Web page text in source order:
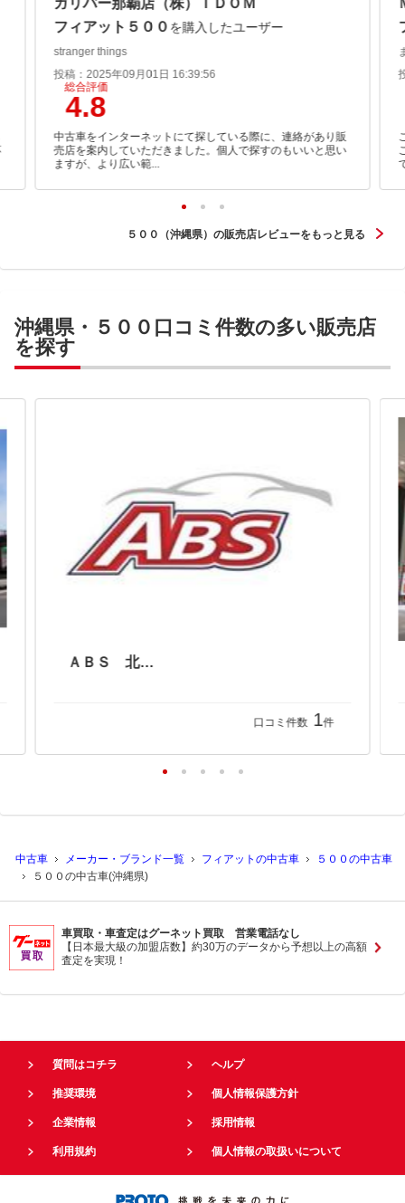
ガリバー那覇店（株）ＩＤＯＭ
フィアット５００ を購入したユーザー
stranger things
投稿：2025年09月01日 16:39:56
総合評価
4.8
中古車をインターネットにて探している際に、連絡があり販
売店を案内していただきました。個人で探すのもいいと思い
ますが、より広い範...
５００（沖縄県）の販売店レビューをもっと見る
沖縄県・５００口コミ件数の多い販売店
を探す
ＡＢＳ 北谷店
口コミ件数 1件
中古車 メーカー・ブランド一覧 フィアットの中古車
５００の中古車
５００の中古車(沖縄県)
車買取・車査定はグーネット買取 営業電話なし
【日本最大級の加盟店数】約30万のデータから予想以上の高額
査定を実現！
質問はコチラ ヘルプ
推奨環境 個人情報保護方針
企業情報 採用情報
利用規約 個人情報の取扱いについて